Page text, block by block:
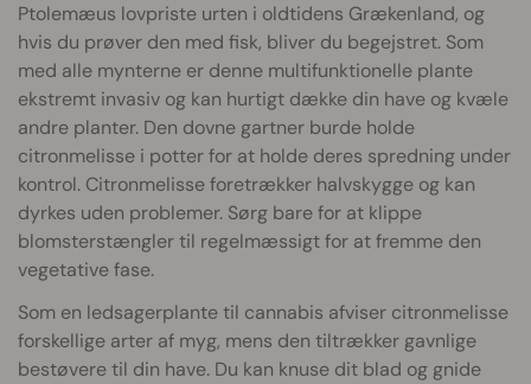
Ptolemæus lovpriste urten i oldtidens Grækenland, og
hvis du prøver den med fisk, bliver du begejstret. Som
med alle mynterne er denne multifunktionelle plante
ekstremt invasiv og kan hurtigt dække din have og kvæle
andre planter. Den dovne gartner burde holde
citronmelisse i potter for at holde deres spredning under
kontrol. Citronmelisse foretrækker halvskygge og kan
dyrkes uden problemer. Sørg bare for at klippe
blomsterstængler til regelmæssigt for at fremme den
vegetative fase.
Som en ledsagerplante til cannabis afviser citronmelisse
forskellige arter af myg, mens den tiltrækker gavnlige
bestøvere til din have. Du kan knuse dit blad og gnide